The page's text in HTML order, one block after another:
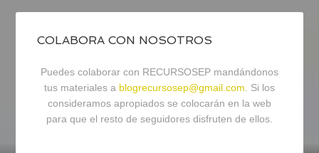
COLABORA CON NOSOTROS
Puedes colaborar con RECURSOSEP mandándonos
tus materiales a blogrecursosep@gmail.com . Si los
consideramos apropiados se colocarán en la web
para que el resto de seguidores disfruten de ellos.